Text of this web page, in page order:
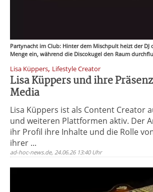
Partynacht im Club: Hinter dem Mischpult heizt der DJ
Menge ein, während die Discokugel den Raum
Lisa Küppers, Lifestyle Creator
Lisa Küppers und ihre
Media
Lisa Küppers ist als Content Creator
und weiteren Plattformen aktiv. Der
ihr Profil ihre Inhalte und die Rolle
ihrer ...
ad-hoc-news.de, 24.06.26 13:40 Uhr